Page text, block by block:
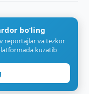
bo‘ling
reportajlar va tezkor
kuzatib